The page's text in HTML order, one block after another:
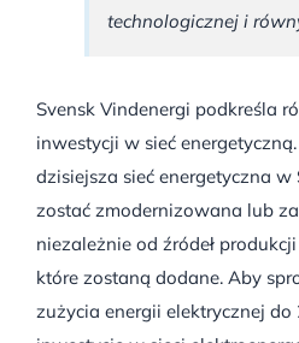
technologicznej i
Svensk Vindenergi podkreśla
inwestycji w sieć
dzisiejsza sieć energetyczna
zostać zmodernizowana lub
niezależnie od źródeł
które zostaną dodane. Aby
zużycia energii elektrycznej do